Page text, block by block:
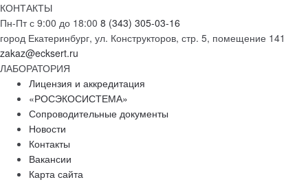
КОНТАКТЫ
Пн-Пт с 9:00 до 18:00 8 (343) 305-03-16
город Екатеринбург, ул. Конструкторов, стр. 5, помещение 141
zakaz@ecksert.ru
ЛАБОРАТОРИЯ
Лицензия и аккредитация
«РОСЭКОСИСТЕМА»
Сопроводительные документы
Новости
Контакты
Вакансии
Карта сайта